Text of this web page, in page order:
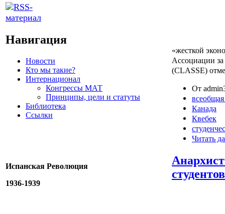
Навигация
Новости
Кто мы такие?
Интернационал
Конгрессы МАТ
Принципы, цели и статуты
Библиотека
Ссылки
Испанская Революция
1936-1939
«жесткой
Ассоциации
От
всеобщая
Канада
Квебек
Читать